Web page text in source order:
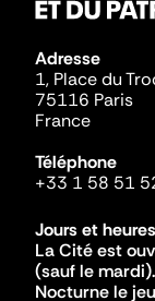
Adresse
1, Place du
75116 Paris
France
Téléphone
+33 1 58 51
Jours et
La Cité est
(sauf le mardi).
Nocturne le